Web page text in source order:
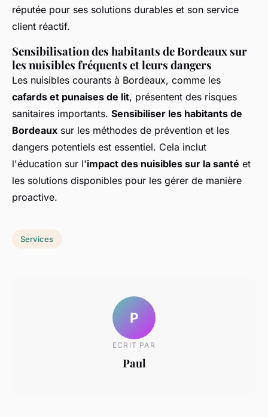
réputée pour ses solutions durables et son service
client réactif.
Sensibilisation des habitants de Bordeaux sur
les nuisibles fréquents et leurs dangers
Les nuisibles courants à Bordeaux, comme les
cafards et punaises de lit, présentent des risques
sanitaires importants. Sensibiliser les habitants de
Bordeaux sur les méthodes de prévention et les
dangers potentiels est essentiel. Cela inclut
l'éducation sur l'impact des nuisibles sur la santé et
les solutions disponibles pour les gérer de manière
proactive.
Services
P
ECRIT PAR
Paul